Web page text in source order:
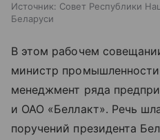
Источник: Совет Республики
Беларуси
В этом рабочем
министр
менеджмент ряда
и ОАО «Беллакт». Речь
поручений президента